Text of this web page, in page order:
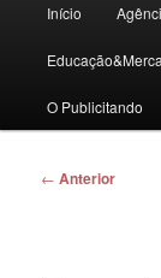
principal
Início
O Publicitando
Navegação
← Anterior